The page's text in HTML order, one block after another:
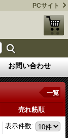
PCサイト
お問い合わせ
一覧
売れ筋順
表示件数: